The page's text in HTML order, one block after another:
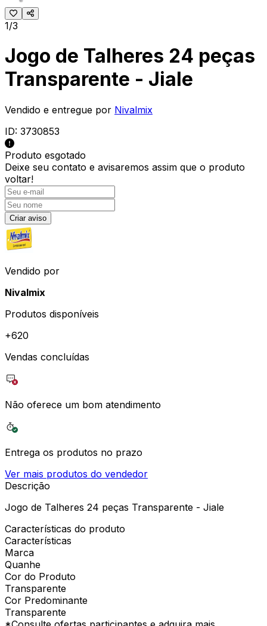
1/3
Jogo de Talheres 24 peças
Transparente - Jiale
Vendido e entregue por Nivalmix
ID: 3730853
Produto esgotado
Deixe seu contato e avisaremos assim que o produto
voltar!
Criar aviso
Vendido por
Nivalmix
Produtos disponíveis
+620
Vendas concluídas
Não oferece um bom atendimento
Entrega os produtos no prazo
Ver mais produtos do vendedor
Descrição
Jogo de Talheres 24 peças Transparente - Jiale
Características do produto
Características
Marca
Quanhe
Cor do Produto
Transparente
Cor Predominante
Transparente